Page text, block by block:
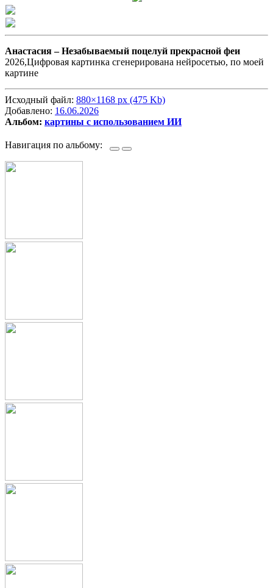
Анастасия –Незабываемый поцелуй прекрасной феи
2026,Цифровая картинка сгенерирована нейросетью, по моей
картине
Исходный файл: 880×1168 px (475 Kb)
Добавлено: 16.06.2026
Альбом: картины с использованием ИИ
Навигация по альбому: